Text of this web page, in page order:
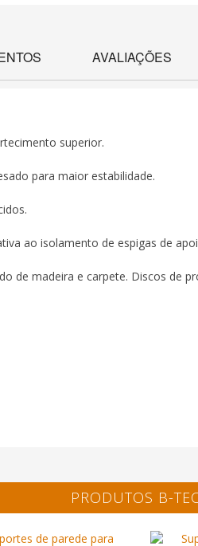
AVALIAÇÕES
superior.
para maior estabilidade.
ao isolamento de espigas de
de madeira e carpete. Discos de
PRODUTOS B-